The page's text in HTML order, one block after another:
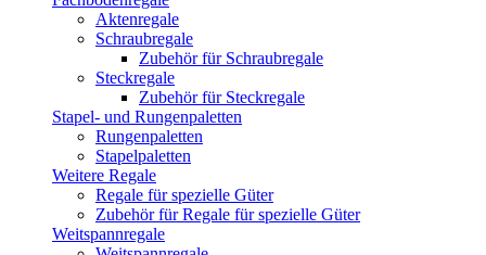
Aktenregale
Schraubregale
Zubehör für Schraubregale
Steckregale
Zubehör für Steckregale
Stapel- und Rungenpaletten
Rungenpaletten
Stapelpaletten
Weitere Regale
Regale für spezielle Güter
Zubehör für Regale für spezielle Güter
Weitspannregale